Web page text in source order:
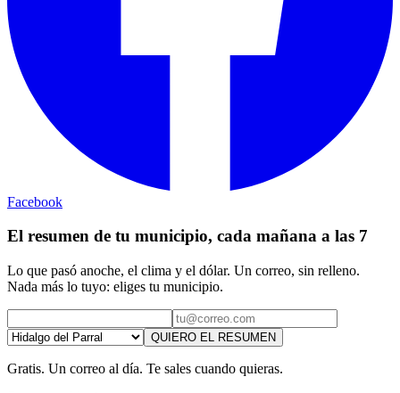
Facebook
El resumen de tu municipio, cada mañana a las 7
Lo que pasó anoche, el clima y el dólar. Un correo, sin relleno.
Nada más lo tuyo: eliges tu municipio.
QUIERO EL RESUMEN
Gratis. Un correo al día. Te sales cuando quieras.